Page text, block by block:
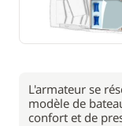
L'armateur se
modèle de
confort et de